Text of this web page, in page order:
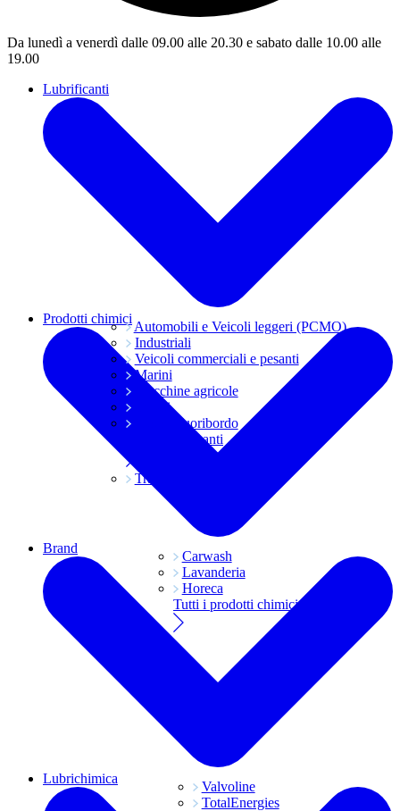
Da lunedì a venerdì dalle 09.00 alle 20.30 e sabato dalle 10.00 alle
19.00
Lubrificanti
Automobili e Veicoli leggeri (PCMO)
Industriali
Veicoli commerciali e pesanti
Marini
Macchine agricole
Grassi
Moto e fuoribordo
Tutti i lubrificanti
Trasmissioni
Prodotti chimici
Carwash
Lavanderia
Horeca
Tutti i prodotti chimici
Brand
Valvoline
TotalEnergies
Lubrichimica